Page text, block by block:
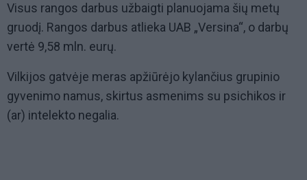
Visus rangos darbus užbaigti planuojama šių metų
gruodį. Rangos darbus atlieka UAB „Versina“, o darbų
vertė 9,58 mln. eurų.
Vilkijos gatvėje meras apžiūrėjo kylančius grupinio
gyvenimo namus, skirtus asmenims su psichikos ir
(ar) intelekto negalia.